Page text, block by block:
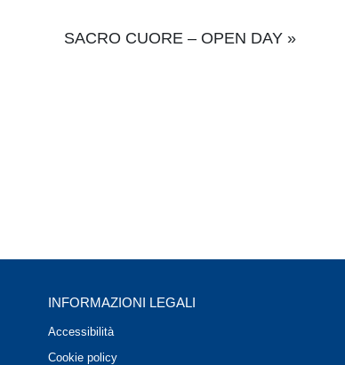
SACRO CUORE – OPEN DAY »
INFORMAZIONI LEGALI
Accessibilità
Cookie policy